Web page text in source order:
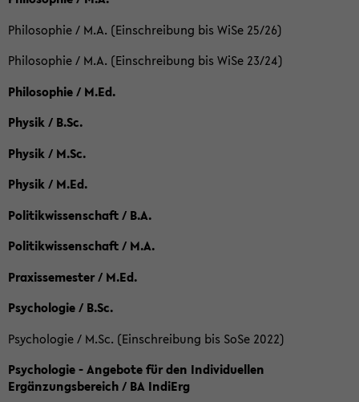
Philosophie / M.A. (Einschreibung bis WiSe 25/26)
Philosophie / M.A. (Einschreibung bis WiSe 23/24)
Philosophie / M.Ed.
Physik / B.Sc.
Physik / M.Sc.
Physik / M.Ed.
Politikwissenschaft / B.A.
Politikwissenschaft / M.A.
Praxissemester / M.Ed.
Psychologie / B.Sc.
Psychologie / M.Sc. (Einschreibung bis SoSe 2022)
Psychologie - Angebote für den Individuellen
Ergänzungsbereich / BA IndiErg